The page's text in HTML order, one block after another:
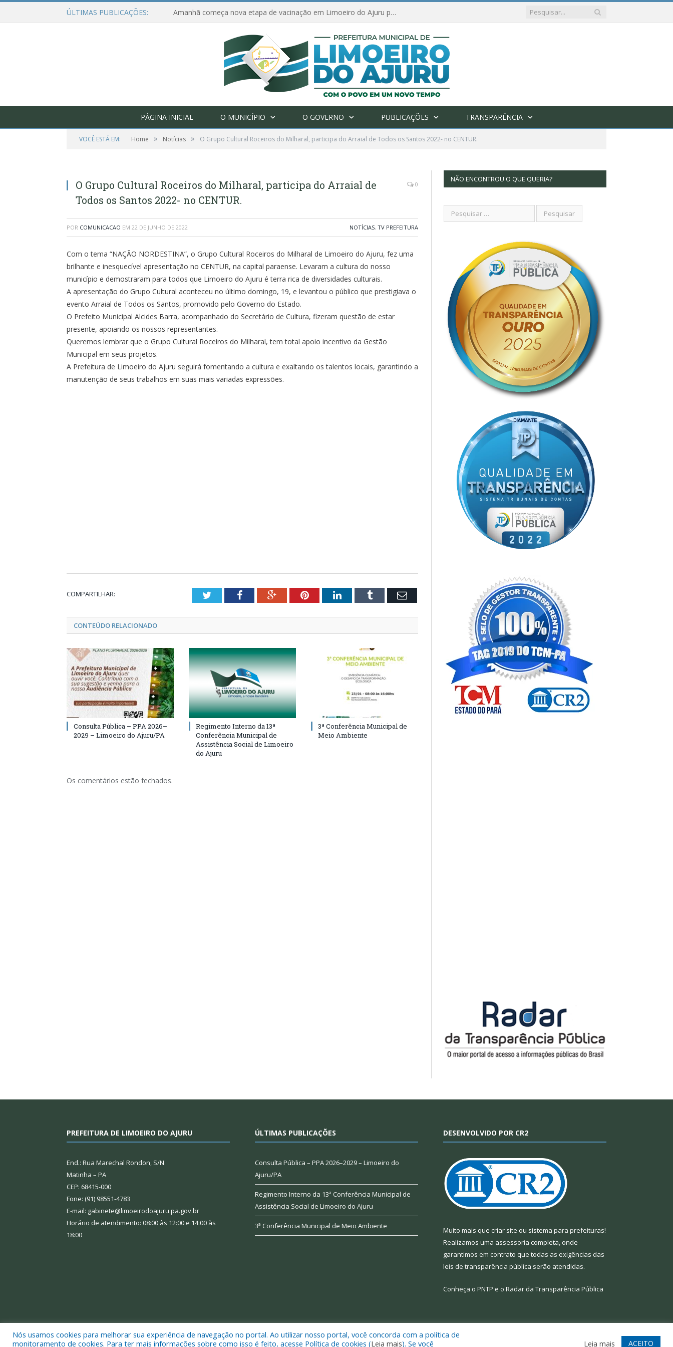
ÚLTIMAS PUBLICAÇÕES: Amanhã começa nova etapa de vacinação em Limoeiro do Ajuru para idosos com 65 ou mais
PÁGINA INICIAL O MUNICÍPIO O GOVERNO PUBLICAÇÕES TRANSPARÊNCIA
VOCÊ ESTÁ EM: Home » Notícias » O Grupo Cultural Roceiros do Milharal, participa do Arraial de Todos os Santos 2022- no CENTUR.
O Grupo Cultural Roceiros do Milharal, participa do Arraial de
Todos os Santos 2022- no CENTUR.
0
POR COMUNICACAO EM 22 DE JUNHO DE 2022 NOTÍCIAS, TV PREFEITURA
Com o tema “NAÇÃO NORDESTINA”, o Grupo Cultural Roceiros do Milharal de Limoeiro do Ajuru, fez uma
brilhante e inesquecível apresentação no CENTUR, na capital paraense. Levaram a cultura do nosso
município e demostraram para todos que Limoeiro do Ajuru é terra rica de diversidades culturais.
A apresentação do Grupo Cultural aconteceu no último domingo, 19, e levantou o público que prestigiava o
evento Arraial de Todos os Santos, promovido pelo Governo do Estado.
O Prefeito Municipal Alcides Barra, acompanhado do Secretário de Cultura, fizeram questão de estar
presente, apoiando os nossos representantes.
Queremos lembrar que o Grupo Cultural Roceiros do Milharal, tem total apoio incentivo da Gestão
Municipal em seus projetos.
A Prefeitura de Limoeiro do Ajuru seguirá fomentando a cultura e exaltando os talentos locais, garantindo a
manutenção de seus trabalhos em suas mais variadas expressões.
COMPARTILHAR: TwitterFacebookGoogle+PinterestLinkedInTumblr Email
CONTEÚDO RELACIONADO
Consulta Pública – PPA 2026–
2029 – Limoeiro do Ajuru/PA
Regimento Interno da 13ª
Conferência Municipal de
Assistência Social de Limoeiro
do Ajuru
3ª Conferência Municipal de
Meio Ambiente
Os comentários estão fechados.
NÃO ENCONTROU O QUE QUERIA?
PREFEITURA DE LIMOEIRO DO AJURU
End.: Rua Marechal Rondon, S/N
Matinha – PA
CEP: 68415-000
Fone: (91) 98551-4783
E-mail: gabinete@limoeirodoajuru.pa.gov.br
Horário de atendimento: 08:00 às 12:00 e 14:00 às
18:00
ÚLTIMAS PUBLICAÇÕES
Consulta Pública – PPA 2026–2029 – Limoeiro do
Ajuru/PA
Regimento Interno da 13ª Conferência Municipal de
Assistência Social de Limoeiro do Ajuru
3ª Conferência Municipal de Meio Ambiente
DESENVOLVIDO POR CR2
Muito mais que criar site ou sistema para prefeituras!
Realizamos uma assessoria completa, onde
garantimos em contrato que todas as exigências das
leis de transparência pública serão atendidas.
Conheça o PNTP e o Radar da Transparência Pública
Todos os direitos reservados a Prefeitura Municipal de Limoeiro do Ajuru. Mapa do Site Acessar Webmail
Nós usamos cookies para melhorar sua experiência de navegação no portal. Ao utilizar nosso portal, você concorda com a política de
monitoramento de cookies. Para ter mais informações sobre como isso é feito, acesse Política de cookies (Leia mais). Se você Leia mais ACEITO